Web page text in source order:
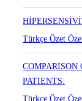
Türkçe Özet
Türkçe Özet